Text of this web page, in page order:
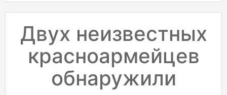
Двух неизвестных
красноармейцев
обнаружили